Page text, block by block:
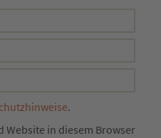
.
Website in diesem Browser